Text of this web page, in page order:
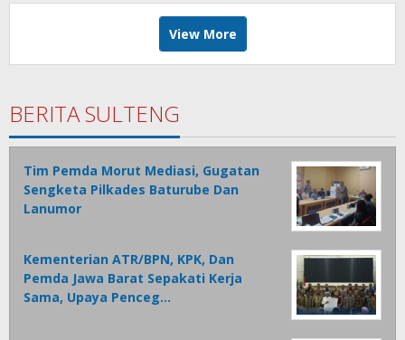
View More
BERITA SULTENG
Tim Pemda Morut Mediasi, Gugatan
Sengketa Pilkades Baturube Dan
Lanumor
Kementerian ATR/BPN, KPK, Dan
Pemda Jawa Barat Sepakati Kerja
Sama, Upaya Penceg…